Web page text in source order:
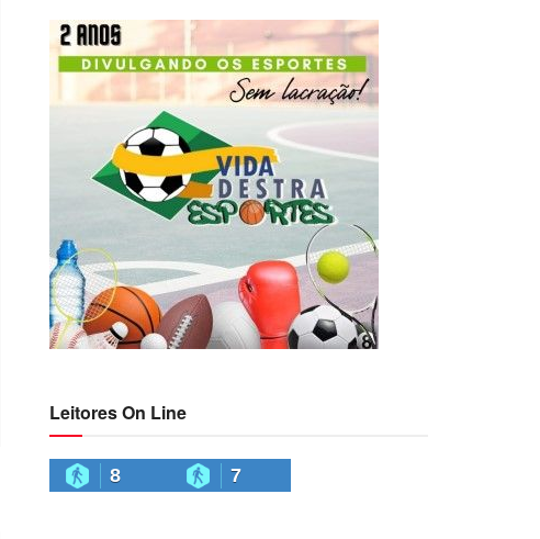
Leitores On Line
8 7